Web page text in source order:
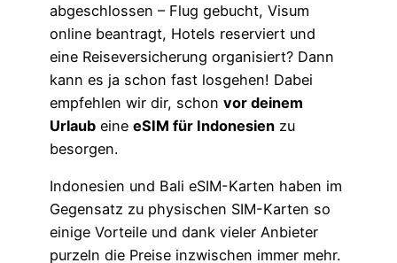
abgeschlossen – Flug gebucht, Visum
online beantragt, Hotels reserviert und
eine Reiseversicherung organisiert? Dann
kann es ja schon fast losgehen! Dabei
empfehlen wir dir, schon vor deinem
Urlaub eine eSIM für Indonesien zu
besorgen.
Indonesien und Bali eSIM-Karten haben im
Gegensatz zu physischen SIM-Karten so
einige Vorteile und dank vieler Anbieter
purzeln die Preise inzwischen immer mehr.